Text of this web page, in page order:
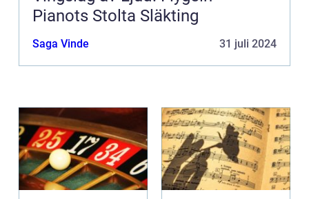
Pianots Stolta Släkting
Saga Vinde 31 juli 2024